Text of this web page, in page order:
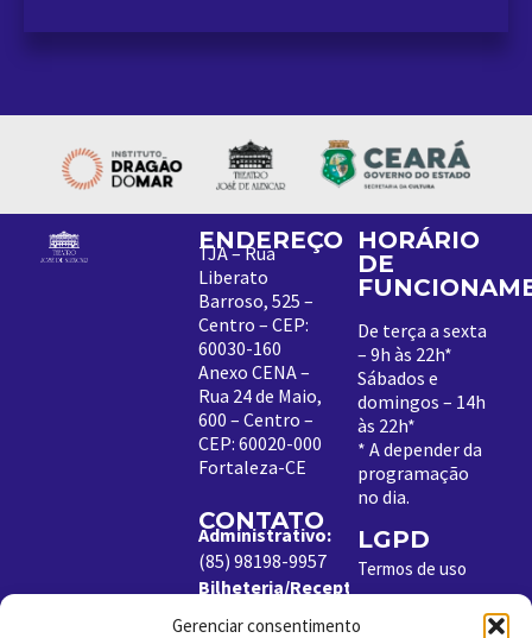
Gerenciar consentimento
ENDEREÇO
TJA – Rua
Liberato
Barroso, 525 –
Centro – CEP:
60030-160
Anexo CENA –
Rua 24 de Maio,
600 – Centro –
CEP: 60020-000
Fortaleza-CE
CONTATO
Administrativo:
(85) 98198-9957
Bilheteria/Receptivo:
(85) 99204-8843
HORÁRIO
DE
De terça a sexta
– 9h às 22h*
Sábados e
domingos – 14h
às 22h*
* A depender da
programação
no dia.
LGPD
Termos de uso